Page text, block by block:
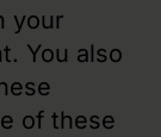
your
You also
of these